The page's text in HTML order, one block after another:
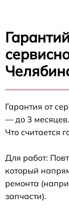
Гарантия от
— до 3 месяцев.
Что считается
Для работ:
который
ремонта
запчасти).